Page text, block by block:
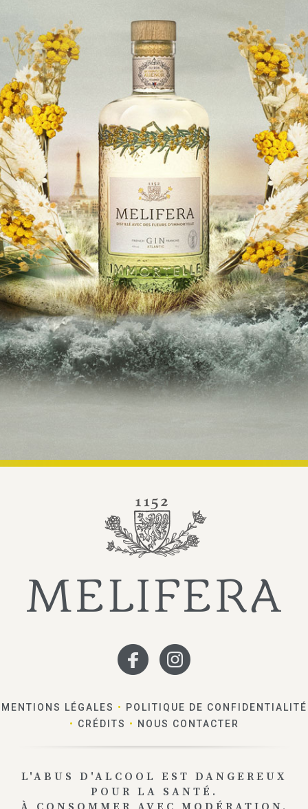
MENTIONS LÉGALES •
POLITIQUE DE CONFIDENTIALITÉ
• CRÉDITS • NOUS CONTACTER
L'ABUS D'ALCOOL EST DANGEREUX
POUR LA SANTÉ.